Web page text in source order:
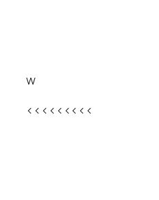
w
<<<<<<<<<